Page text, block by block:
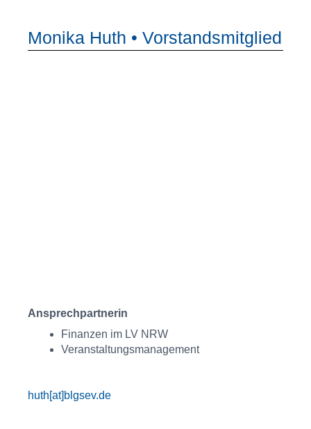
Monika Huth • Vorstandsmitglied
Ansprechpartnerin
Finanzen im LV NRW
Veranstaltungsmanagement
huth[at]blgsev.de